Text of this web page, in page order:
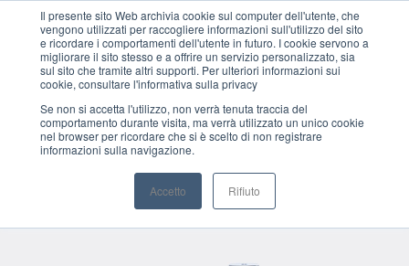
Il presente sito Web archivia cookie sul computer dell'utente, che
vengono utilizzati per raccogliere informazioni sull'utilizzo del sito
e ricordare i comportamenti dell'utente in futuro. I cookie servono a
migliorare il sito stesso e a offrire un servizio personalizzato, sia
sul sito che tramite altri supporti. Per ulteriori informazioni sui
cookie, consultare l'informativa sulla privacy
Se non si accetta l'utilizzo, non verrà tenuta traccia del
comportamento durante visita, ma verrà utilizzato un unico cookie
nel browser per ricordare che si è scelto di non registrare
informazioni sulla navigazione.
Accetto Rifiuto
MENU